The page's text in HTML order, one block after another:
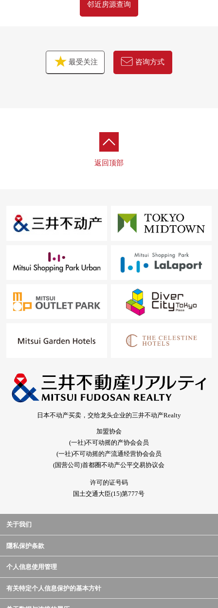
邻近房源查询
最受关注 咨询方式
返回顶部
日本不动产买卖，交给龙头企业的三井不动产Realty
加盟协会
(一社)不可动摇的产协会会员
(一社)不可动摇的产流通经营协会会员
(国营公司)首都圈不动产公平交易协议会
许可的证号码
国土交通大臣(15)第777号
关于我们
隱私保护条款
个人信息使用管理
有关特定个人信息保护的基本方针